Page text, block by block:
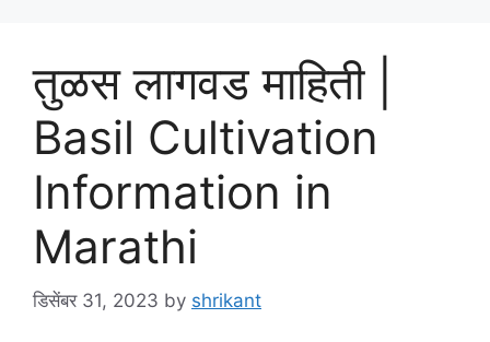
तुळस लागवड माहिती |
Basil Cultivation
Information in
Marathi
डिसेंबर 31, 2023 by shrikant